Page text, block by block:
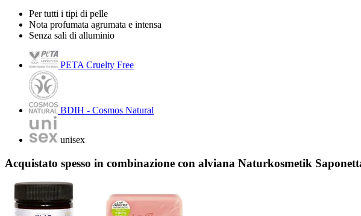
Per tutti i tipi di pelle
Nota profumata agrumata e intensa
Senza sali di alluminio
PETA Cruelty Free
BDIH - Cosmos Natural
unisex
Acquistato spesso in combinazione con alviana Naturkosmetik